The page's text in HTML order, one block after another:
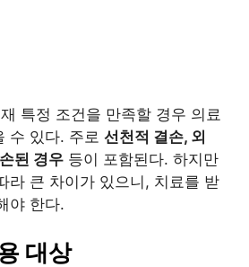
특정 조건을 만족할 경우 의료
수 있다. 주로 선천적 결손, 외
된 경우 등이 포함된다. 하지만
라 큰 차이가 있으니, 치료를 받
야 한다.
대상